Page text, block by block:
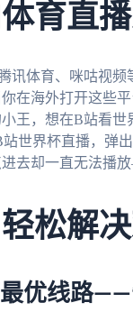
育直播
讯体育、咪咕视
在海外打开这些
王，想在B站看
世界杯直播，弹
去却一直无法播
松解
优线路